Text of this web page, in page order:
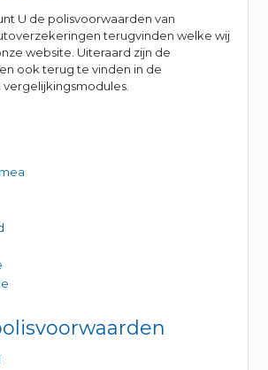
U de polisvoorwaarden van
terugvinden welke wij
website. Uiteraard zijn de
ook terug te vinden in de